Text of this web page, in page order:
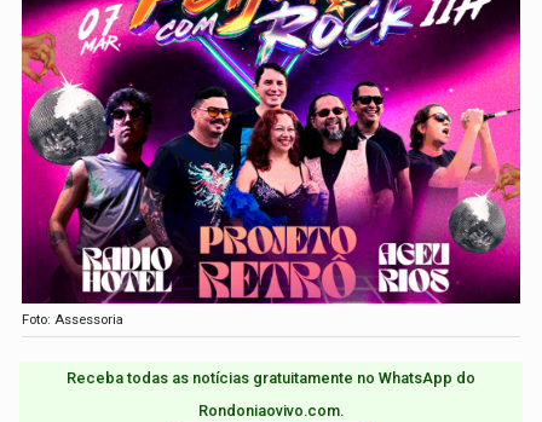
Foto: Assessoria
Receba todas as notícias gratuitamente no WhatsApp do
Rondoniaovivo.com.​